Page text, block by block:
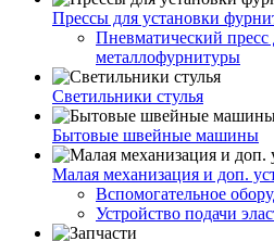
Прессы для установки
Пневматический пресс
металлофурнитуры
Светильники стулья
Бытовые швейные машины
Малая механизация и доп.
Вспомогательное
Устройство подачи